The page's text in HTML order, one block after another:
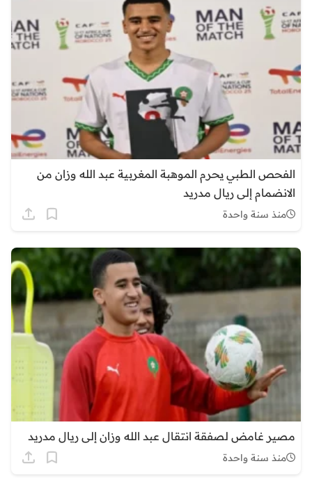
الفحص الطبي يحرم الموهبة المغربية عبد الله وزان من
الانضمام إلى ريال مدريد
منذ سنة واحدة
مصير غامض لصفقة انتقال عبد الله وزان إلى ريال مدريد
منذ سنة واحدة